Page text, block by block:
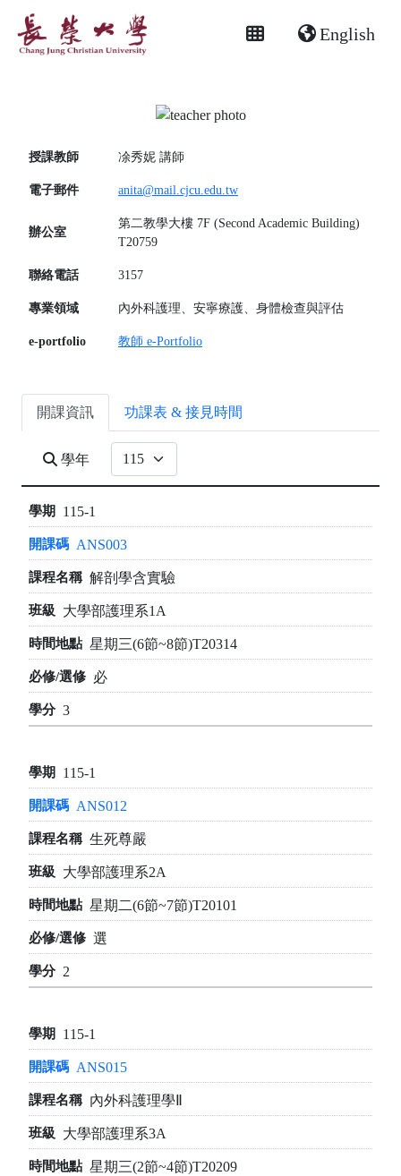
English
授課教師 凃秀妮 講師
電子郵件 anita@mail.cjcu.edu.tw
辦公室
第二教學大樓 7F (Second Academic Building)
T20759
聯絡電話 3157
專業領域 內外科護理、安寧療護、身體檢查與評估
e-portfolio 教師 e-Portfolio
開課資訊 功課表 & 接見時間
學年
115-1
ANS003
解剖學含實驗
大學部護理系1A
星期三(6節~8節)T20314
必
3
115-1
ANS012
生死尊嚴
大學部護理系2A
星期二(6節~7節)T20101
選
2
115-1
ANS015
內外科護理學Ⅱ
大學部護理系3A
星期三(2節~4節)T20209